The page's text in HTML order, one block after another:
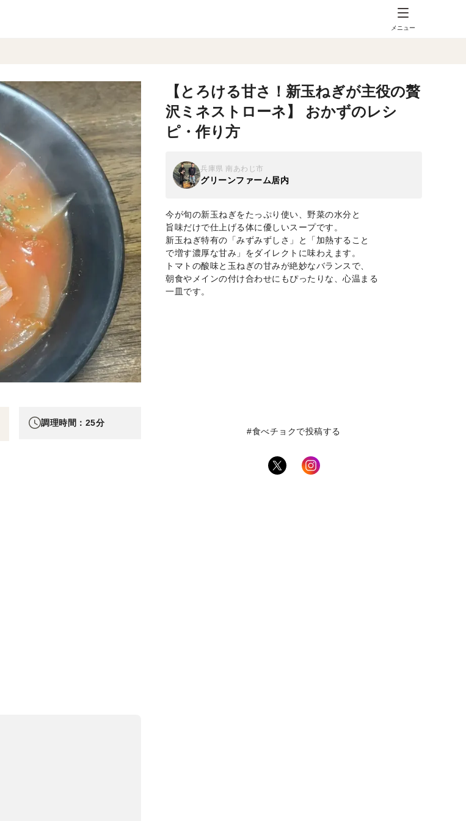
メニュー
【とろける甘さ！新玉ねぎが主役の贅
沢ミネストローネ】 おかずのレシ
ピ・作り方
兵庫県 南あわじ市
グリーンファーム居内
今が旬の新玉ねぎをたっぷり使い、野菜の水分と
旨味だけで仕上げる体に優しいスープです。
新玉ねぎ特有の「みずみずしさ」と「加熱すること
で増す濃厚な甘み」をダイレクトに味わえます。
トマトの酸味と玉ねぎの甘みが絶妙なバランスで、
朝食やメインの付け合わせにもぴったりな、心温まる
一皿です。
調理時間：25分
#食べチョクで投稿する